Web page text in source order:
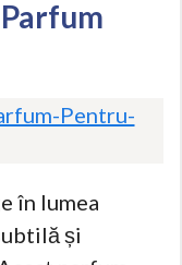
în lumea
și